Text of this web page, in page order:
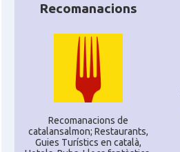
Recomanacions
Recomanacions de
catalansalmon; Restaurants,
Guies Turístics en català,